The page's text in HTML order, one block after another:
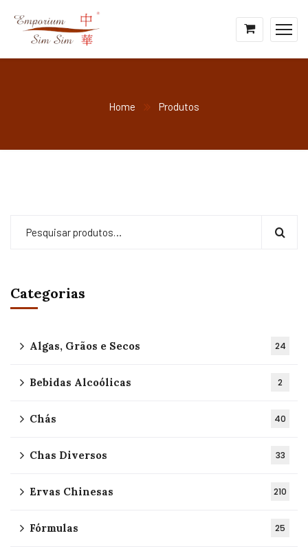
Home Produtos
Categorias
Algas, Grãos e Secos 24
Bebidas Alcoólicas 2
Chás 40
Chas Diversos 33
Ervas Chinesas 210
Fórmulas 25